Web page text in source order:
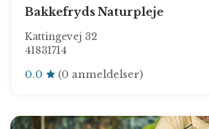
Bakkefryds Naturpleje
Kattingevej 32
41831714
0.0 (0 anmeldelser)